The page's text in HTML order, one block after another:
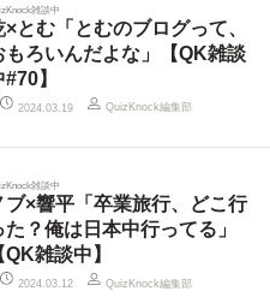
雑談中
×とむ「とむのブログって、
もろいんだよな」【QK雑談
】
2024.03.19 QuizKnock編集部
雑談中
ブ×響平「卒業旅行、どこ行
た？俺は日本中行ってる」
QK雑談中】
2024.03.12 QuizKnock編集部